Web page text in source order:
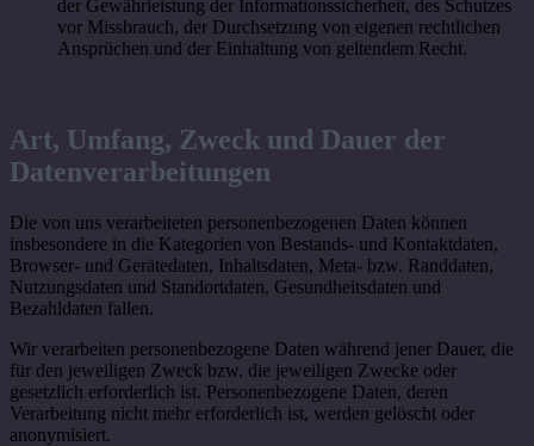
der Gewährleistung der Informationssicherheit, des Schutzes
vor Missbrauch, der Durchsetzung von eigenen rechtlichen
Ansprüchen und der Einhaltung von geltendem Recht.
Art, Umfang, Zweck und Dauer der
Datenverarbeitungen
Die von uns verarbeiteten personenbezogenen Daten können
insbesondere in die Kategorien von Bestands- und Kontaktdaten,
Browser- und Gerätedaten, Inhaltsdaten, Meta- bzw. Randdaten,
Nutzungsdaten und Standortdaten, Gesundheitsdaten und
Bezahldaten fallen.
Wir verarbeiten personenbezogene Daten während jener Dauer, die
für den jeweiligen Zweck bzw. die jeweiligen Zwecke oder
gesetzlich erforderlich ist. Personenbezogene Daten, deren
Verarbeitung nicht mehr erforderlich ist, werden gelöscht oder
anonymisiert.